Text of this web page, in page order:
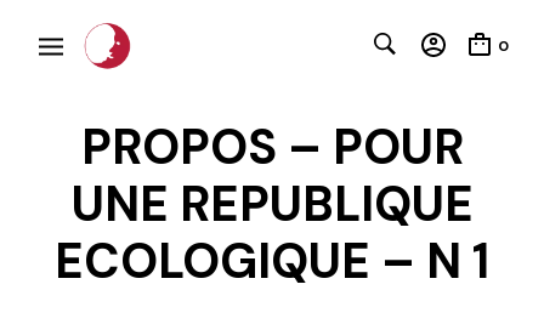
0
PROPOS – POUR
UNE REPUBLIQUE
ECOLOGIQUE – N 1